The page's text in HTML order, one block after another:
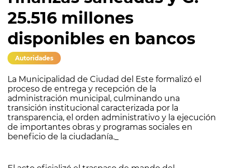
25.516 millones
disponibles en bancos
Autoridades
La Municipalidad de Ciudad del Este formalizó el
proceso de entrega y recepción de la
administración municipal, culminando una
transición institucional caracterizada por la
transparencia, el orden administrativo y la ejecución
de importantes obras y programas sociales en
beneficio de la ciudadanía._